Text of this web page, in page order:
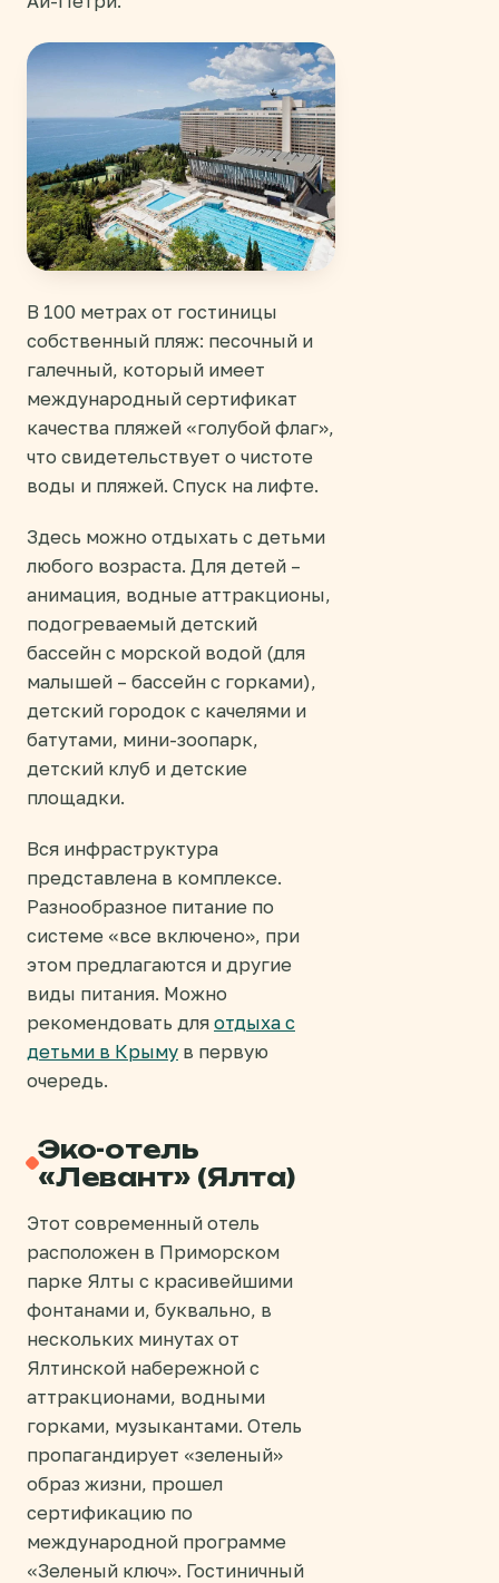
В 100 метрах от гостиницы
собственный пляж: песочный и
галечный, который имеет
международный сертификат
качества пляжей «голубой флаг»,
что свидетельствует о чистоте
воды и пляжей. Спуск на лифте.
Здесь можно отдыхать с детьми
любого возраста. Для детей –
анимация, водные аттракционы,
подогреваемый детский
бассейн с морской водой (для
малышей – бассейн с горками),
детский городок с качелями и
батутами, мини-зоопарк,
детский клуб и детские
площадки.
Вся инфраструктура
представлена в комплексе.
Разнообразное питание по
системе «все включено», при
этом предлагаются и другие
виды питания. Можно
рекомендовать для отдыха с
детьми в Крыму в первую
очередь.
Эко-отель
«Левант» (Ялта)
Этот современный отель
расположен в Приморском
парке Ялты с красивейшими
фонтанами и, буквально, в
нескольких минутах от
Ялтинской набережной с
аттракционами, водными
горками, музыкантами. Отель
пропагандирует «зеленый»
образ жизни, прошел
сертификацию по
международной программе
«Зеленый ключ». Гостиничный